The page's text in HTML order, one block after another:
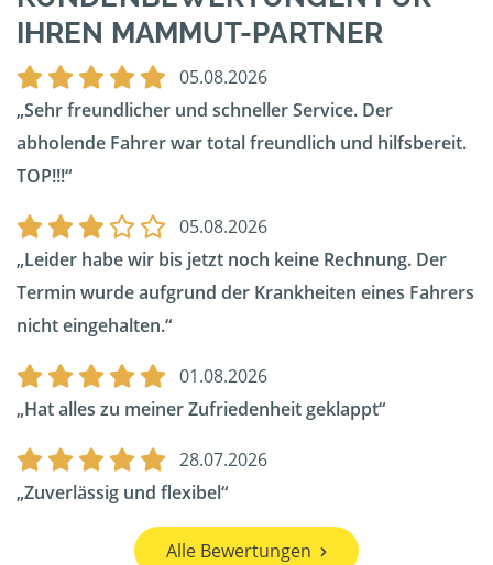
IHREN MAMMUT-PARTNER
05.08.2026
Sehr freundlicher und schneller Service. Der
abholende Fahrer war total freundlich und hilfsbereit.
TOP!!!
05.08.2026
Leider habe wir bis jetzt noch keine Rechnung. Der
Termin wurde aufgrund der Krankheiten eines Fahrers
nicht eingehalten.
01.08.2026
Hat alles zu meiner Zufriedenheit geklappt
28.07.2026
Zuverlässig und flexibel
Alle Bewertungen